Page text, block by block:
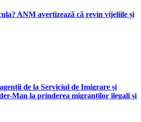
ANM avertizează că revin vijeliile și
de la Serviciul de Imigrare și
Man la prinderea migranților ilegali și